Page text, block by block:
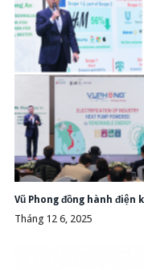
Vũ Phong đồng hành điện
Tháng 12 6, 2025